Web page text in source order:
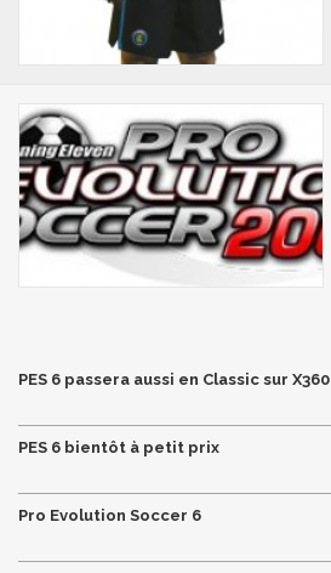
PES 6 passera aussi en Classic sur X360
PES 6 bientôt à petit prix
Pro Evolution Soccer 6